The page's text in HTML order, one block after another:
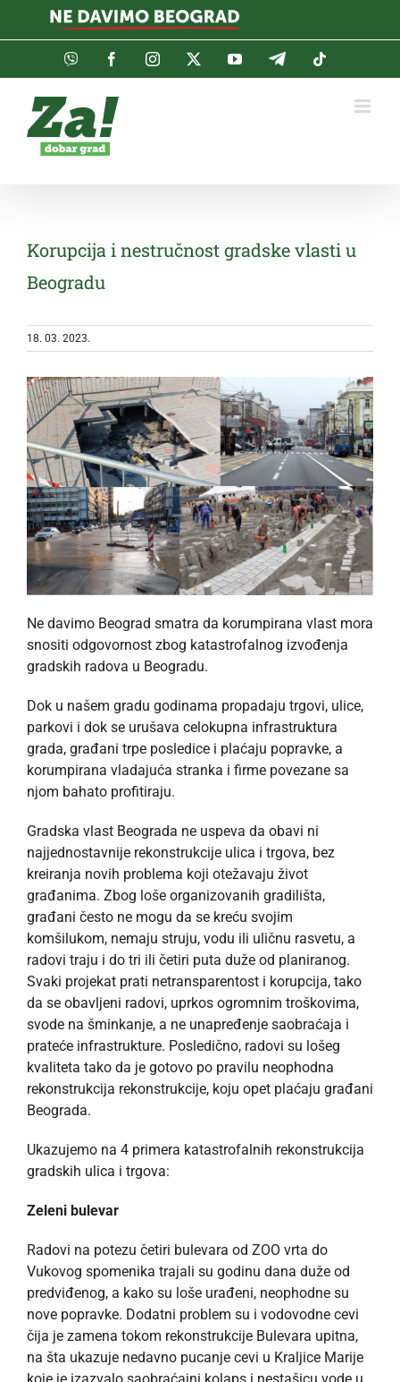
Viber FacebookInstagramTwitterYouTubeTelegram
Korupcija i nestručnost gradske vlasti u
Beogradu
18. 03. 2023.
Ne davimo Beograd smatra da korumpirana vlast mora
snositi odgovornost zbog katastrofalnog izvođenja
gradskih radova u Beogradu.
Dok u našem gradu godinama propadaju trgovi, ulice,
parkovi i dok se urušava celokupna infrastruktura
grada, građani trpe posledice i plaćaju popravke, a
korumpirana vladajuća stranka i firme povezane sa
njom bahato profitiraju.
Gradska vlast Beograda ne uspeva da obavi ni
najjednostavnije rekonstrukcije ulica i trgova, bez
kreiranja novih problema koji otežavaju život
građanima. Zbog loše organizovanih gradilišta,
građani često ne mogu da se kreću svojim
komšilukom, nemaju struju, vodu ili uličnu rasvetu, a
radovi traju i do tri ili četiri puta duže od planiranog.
Svaki projekat prati netransparentost i korupcija, tako
da se obavljeni radovi, uprkos ogromnim troškovima,
svode na šminkanje, a ne unapređenje saobraćaja i
prateće infrastrukture. Posledično, radovi su lošeg
kvaliteta tako da je gotovo po pravilu neophodna
rekonstrukcija rekonstrukcije, koju opet plaćaju građani
Beograda.
Ukazujemo na 4 primera katastrofalnih rekonstrukcija
gradskih ulica i trgova:
Zeleni bulevar
Radovi na potezu četiri bulevara od ZOO vrta do
Vukovog spomenika trajali su godinu dana duže od
predviđenog, a kako su loše urađeni, neophodne su
nove popravke. Dodatni problem su i vodovodne cevi
čija je zamena tokom rekonstrukcije Bulevara upitna,
na šta ukazuje nedavno pucanje cevi u Kraljice Marije